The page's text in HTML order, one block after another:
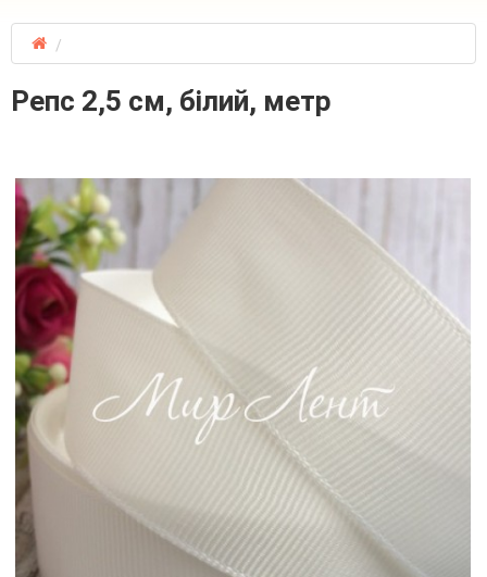
Репс 2,5 см, білий, метр